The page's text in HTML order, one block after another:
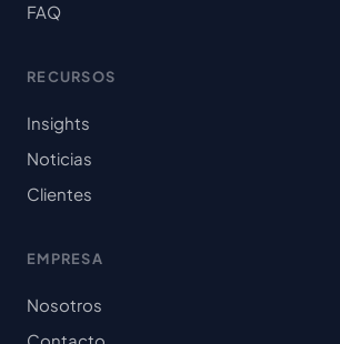
FAQ
RECURSOS
Insights
Noticias
Clientes
EMPRESA
Nosotros